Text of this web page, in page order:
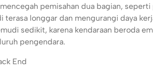
pemisahan dua bagian, seperti
terasa longgar dan mengurangi daya
sedikit, karena kendaraan beroda
pengendara.
End